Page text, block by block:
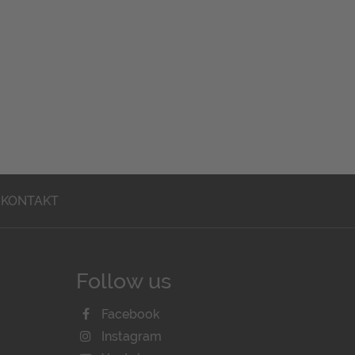
KONTAKT
Follow us
Facebook
Instagram